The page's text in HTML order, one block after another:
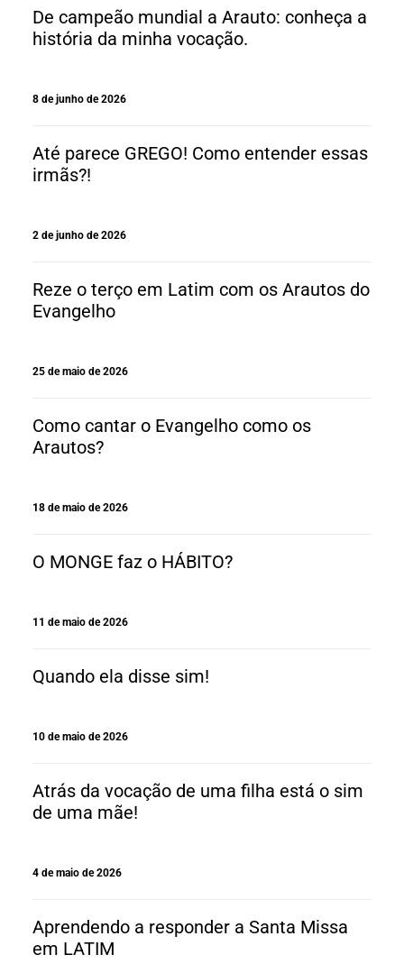
De campeão mundial a Arauto: conheça a
história da minha vocação.
8 de junho de 2026
Até parece GREGO! Como entender essas
irmãs?!
2 de junho de 2026
Reze o terço em Latim com os Arautos do
Evangelho
25 de maio de 2026
Como cantar o Evangelho como os
Arautos?
18 de maio de 2026
O MONGE faz o HÁBITO?
11 de maio de 2026
Quando ela disse sim!
10 de maio de 2026
Atrás da vocação de uma filha está o sim
de uma mãe!
4 de maio de 2026
Aprendendo a responder a Santa Missa
em LATIM